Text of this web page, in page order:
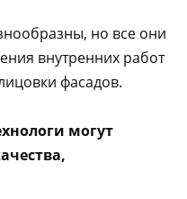
но все они
внутренних работ
фасадов.
могут